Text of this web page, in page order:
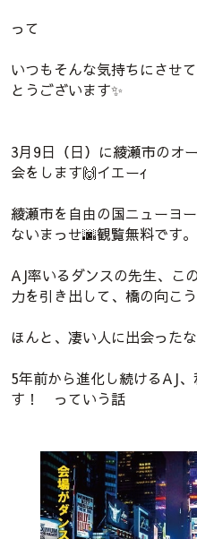
って
いつもそんな気持ちにさせ
とうございます✨
3月9日（日）に綾瀬市のオ
会をします🙌イエーｨ
綾瀬市を自由の国ニューヨ
ないまっせ🌆観覧無料です
AJ率いるダンスの先生、こ
力を引き出して、橋の向こ
ほんと、凄い人に出会った
5年前から進化し続けるAJ
す！ っていう話